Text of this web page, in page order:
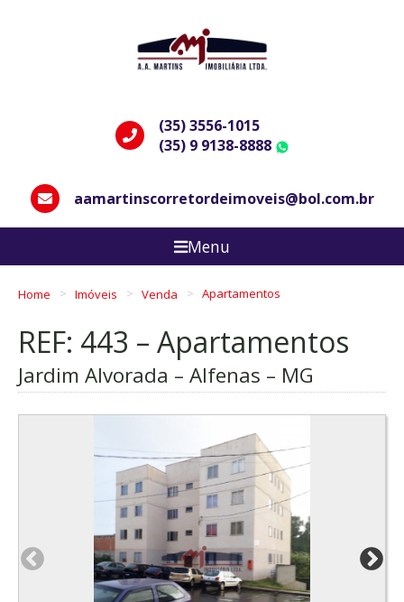
(35) 3556-1015
(35) 9 9138-8888
aamartinscorretordeimoveis@bol.com.br
Menu
Home Imóveis Venda Apartamentos
REF: 443 – Apartamentos
Jardim Alvorada – Alfenas – MG